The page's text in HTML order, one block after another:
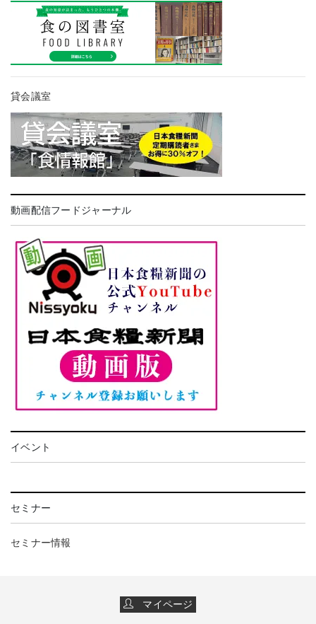
貸会議室
動画配信フードジャーナル
イベント
セミナー
セミナー情報
マイページ